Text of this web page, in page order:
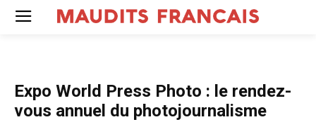
Expo World Press Photo : le rendez-
vous annuel du photojournalisme